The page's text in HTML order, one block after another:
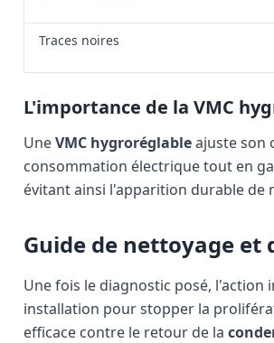
Traces noires
L'importance de la VMC
UneVMC hygroréglableajuste son
consommation électrique tout en
évitant ainsi l'apparition durable de
Guide de nettoyage
Une fois le diagnostic posé,
installation pour stopper la
efficace contre le retour de la